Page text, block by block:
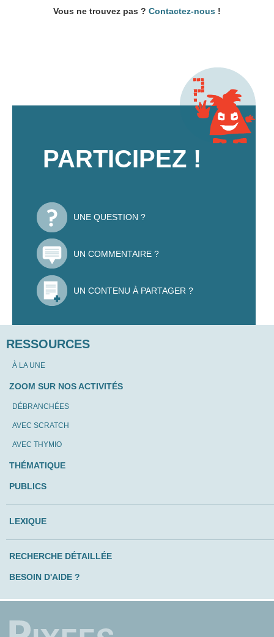
Vous ne trouvez pas ? Contactez-nous !
PARTICIPEZ !
UNE QUESTION ?
UN COMMENTAIRE ?
UN CONTENU À PARTAGER ?
RESSOURCES
À LA UNE
ZOOM SUR NOS ACTIVITÉS
DÉBRANCHÉES
AVEC SCRATCH
AVEC THYMIO
THÉMATIQUE
PUBLICS
LEXIQUE
RECHERCHE DÉTAILLÉE
BESOIN D'AIDE ?